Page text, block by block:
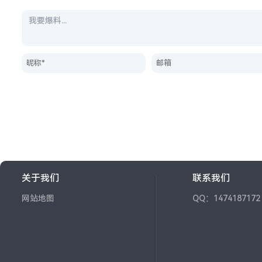
关于我们
网站地图
联系我们
QQ：1474187172